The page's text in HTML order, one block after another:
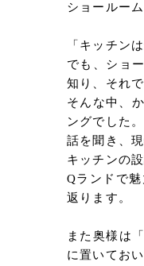
ショールー
「キッチン
でも、ショ
知り、それ
そんな中、
ングでした。
話を聞き、
キッチンの
Qランドで
返ります。
また奥様は
に置いてお